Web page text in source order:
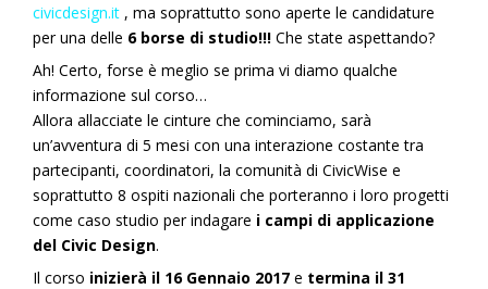
civicdesign.it , ma soprattutto sono aperte le candidature
per una delle 6 borse di studio!!! Che state aspettando?
Ah! Certo, forse è meglio se prima vi diamo qualche
informazione sul corso…
Allora allacciate le cinture che cominciamo, sarà
un’avventura di 5 mesi con una interazione costante tra
partecipanti, coordinatori, la comunità di CivicWise e
soprattutto 8 ospiti nazionali che porteranno i loro progetti
come caso studio per indagare i campi di applicazione
del Civic Design.
Il corso inizierà il 16 Gennaio 2017e termina il 31